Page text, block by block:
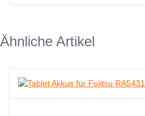
Ähnliche Artikel